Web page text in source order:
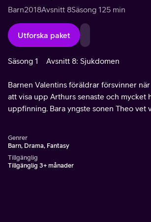
Barn2018Avsnitt 8Säsong 125 min
Utforska paket
Säsong 1 Avsnitt 8: Sjukdomen
Barnen Valentins föräldrar försvinner
att visa upp Arthurs senaste och mycket
uppfinning. Bara yngste sonen Theo vet
Genrer
Barn, Drama, Fantasy
Tillgänglig
Tillgänglig 3+ månader